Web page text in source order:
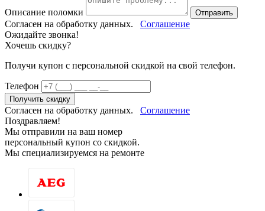
Описание поломки Отправить
Согласен на обработку данных. Соглашение
Ожидайте звонка!
Хочешь скидку?
Получи купон c персональной скидкой на свой телефон.
Телефон
Получить скидку
Согласен на обработку данных. Соглашение
Поздравляем!
Мы отправили на ваш номер
персональный купон со скидкой.
Мы специализируемся на ремонте